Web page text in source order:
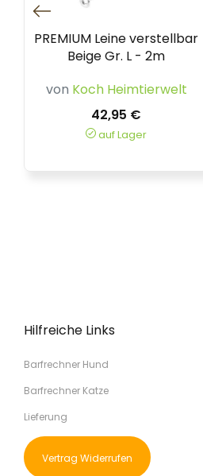
PREMIUM Leine verstellbar
Beige Gr. L - 2m
von Koch Heimtierwelt
42,95 €
auf Lager
Hilfreiche Links
Barfrechner Hund
Barfrechner Katze
Lieferung
Vertrag Widerrufen